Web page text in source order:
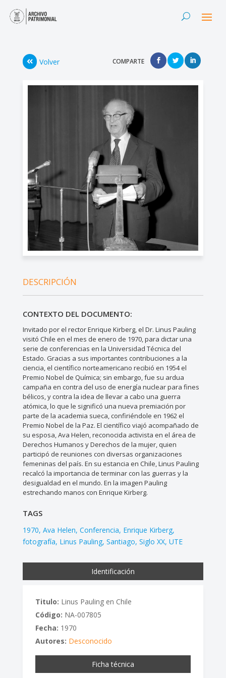
Volver COMPARTE
DESCRIPCIÓN
CONTEXTO DEL DOCUMENTO:
Invitado por el rector Enrique Kirberg, el Dr. Linus Pauling
visitó Chile en el mes de enero de 1970, para dictar una
serie de conferencias en la Universidad Técnica del
Estado. Gracias a sus importantes contribuciones a la
ciencia, el científico norteamericano recibió en 1954 el
Premio Nobel de Química; sin embargo, fue su ardua
campaña en contra del uso de energía nuclear para fines
bélicos, y contra la idea de llevar a cabo una guerra
atómica, lo que le significó una nueva premiación por
parte de la academia sueca, confiriéndole en 1962 el
Premio Nobel de la Paz. El científico viajó acompañado de
su esposa, Ava Helen, reconocida activista en el área de
Derechos Humanos y Derechos de la mujer, quien
participó de reuniones con diversas organizaciones
femeninas del país. En su estancia en Chile, Linus Pauling
recalcó la importancia de terminar con las guerras y la
desigualdad en el mundo. En la imagen Pauling
estrechando manos con Enrique Kirberg.
TAGS
1970 Ava Helen Conferencia Enrique Kirberg
fotografía Linus Pauling Santiago Siglo XX UTE
Identificación
Titulo: Linus Pauling en Chile
Código: NA-007805
Fecha: 1970
Autores: Desconocido
Ficha técnica